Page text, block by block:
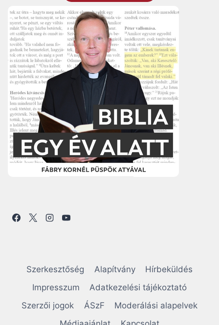
Szerkesztőség Alapítvány
Hírbeküldés
Impresszum
Adatkezelési tájékoztató
Szerzői jogok
ÁSzF
Moderálási alapelvek